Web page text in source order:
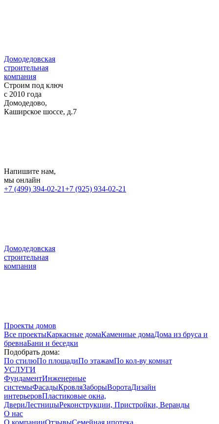
Домодедовская
строительная
компания
Строим под ключ
с 2010 года
Домодедово,
Каширское шоссе, д.7
Напишите нам,
мы онлайн
+7 (499) 394-02-21+7 (925) 934-02-21
Домодедовская
строительная
компания
Проекты домов
Все проектыКаркасные домаКаменные домаДома из бруса и
бревнаБани и беседки
Подобрать дома:
По стилюПо площадиПо этажамПо кол-ву комнат
УСЛУГИ
ФундаментИнженерные
системыФасадыКровляЗаборыВоротаДизайн
интерьеровПластиковые окна,
ДвериЛестницыРеконструкции, Пристройки, Веранды
О нас
О компанииОтзывыСемейная ипотека